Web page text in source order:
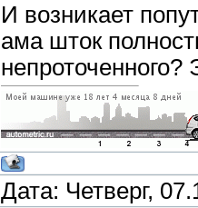
И возникает
ама шток
непроточенного?
Дата: Четверг,